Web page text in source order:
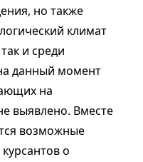
но также
климат
и среди
данный момент
на
выявлено. Вместе
возможные
о